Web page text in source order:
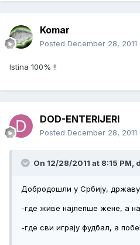
Komar
Posted December 28, 2011
Istina 100% !!
DOD-ENTERIJERI
Posted December 28, 2011
On 12/28/2011 at 8:15 PM,
Добродошли у Србију,
-где живе најлепше жене, а
-где сви играју фудбал, а